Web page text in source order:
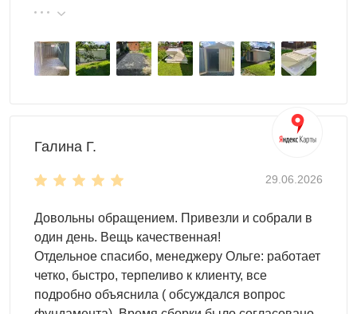
Чтобы гараж на дачном участке стал максимально
оборудуетсясистемами хранения инвентаря или
шин, прямыми стеллажами, инструментальными
устанавливаются пандусы и упоры для ворот,
батареях. Для естественного источника света при
окон из поликарбонатного литого пластика толщиной 2
эту фирму.
Галина Г.
29.06.2026
Довольны обращением. Привезли и собрали в
один день. Вещь качественная!
Отдельное спасибо, менеджеру Ольге: работает
четко, быстро, терпеливо к клиенту, все
подробно объяснила ( обсуждался вопрос